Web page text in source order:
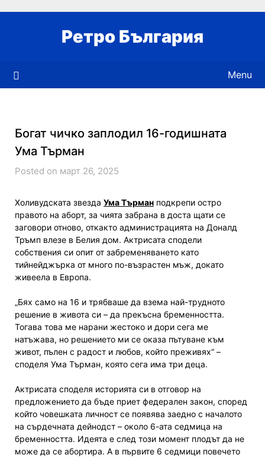
Ретро България
Menu
Богат чичко заплодил 16-годишната
Ума Търман
Posted on март 26, 2025
Холивудската звезда Ума Търман подкрепи остро
правото на аборт, за чията забрана в доста щати се
заговори отново, откакто администрацията на Доналд
Тръмп влезе в Белия дом. Актрисата сподели
собствения си опит от забременяването като
тийнейджърка от много по-възрастен мъж, докато
живеела в Европа.
„Бях само на 16 и трябваше да взема най-трудното
решение в живота си – да прекъсна бременността.
Тогава това ме нарани жестоко и дори сега ме
натъжава, но решението ми се оказа пътуване към
живот, пълен с радост и любов, който преживях“ –
споделя Ума Търман, която сега има три деца.
Актрисата споделя историята си в отговор на
предложението да бъде приет федерален закон, според
който човешката личност се появява заедно с началото
на сърдечната дейнодст – около 6-ата седмица на
бременността. Идеята е след този момент плодът да не
може да се абортира. А в първите 6 седмици повечето